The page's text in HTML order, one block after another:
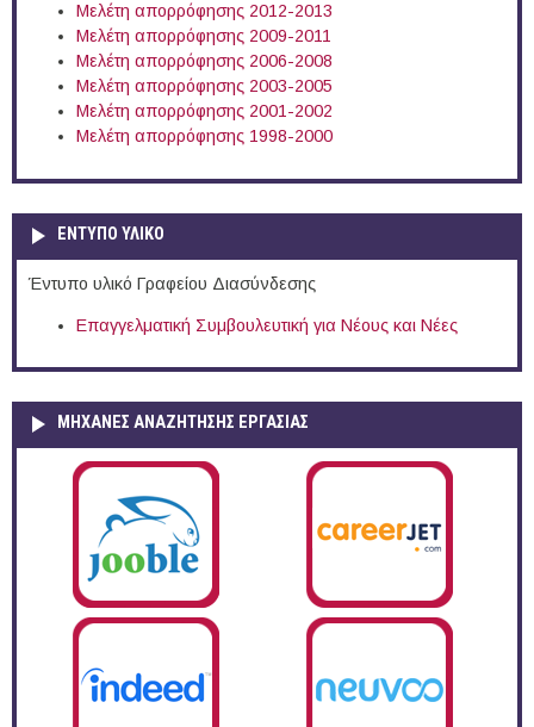
Μελέτη απορρόφησης 2012-2013
Μελέτη απορρόφησης 2009-2011
Μελέτη απορρόφησης 2006-2008
Μελέτη απορρόφησης 2003-2005
Μελέτη απορρόφησης 2001-2002
Μελέτη απορρόφησης 1998-2000
ΕΝΤΥΠΟ ΥΛΙΚΟ
Έντυπο υλικό Γραφείου Διασύνδεσης
Επαγγελματική Συμβουλευτική για Νέους και Νέες
ΜΗΧΑΝΕΣ ΑΝΑΖΗΤΗΣΗΣ ΕΡΓΑΣΙΑΣ